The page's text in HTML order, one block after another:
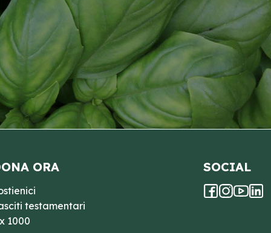
ORA
testamentari
1000
SOCIAL